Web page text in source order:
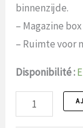
binnenzijde.
– Magazine
– Ruimte voor
Disponibilité :
Boîte
à